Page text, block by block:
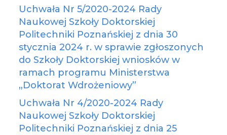
Uchwała Nr 5/2020-2024 Rady
Naukowej Szkoły Doktorskiej
Politechniki Poznańskiej z dnia 30
stycznia 2024 r. w sprawie zgłoszonych
do Szkoły Doktorskiej wniosków w
ramach programu Ministerstwa
„Doktorat Wdrożeniowy”
Uchwała Nr 4/2020-2024 Rady
Naukowej Szkoły Doktorskiej
Politechniki Poznańskiej z dnia 25